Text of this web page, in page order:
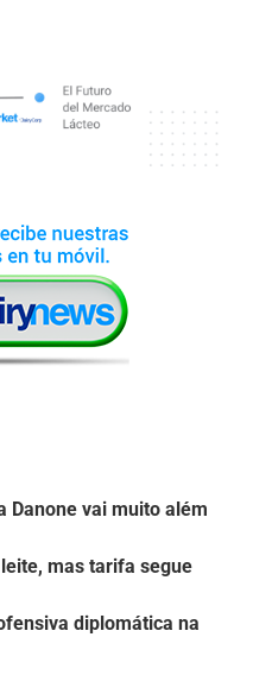
Danone vai muito além
mas tarifa segue
diplomática na